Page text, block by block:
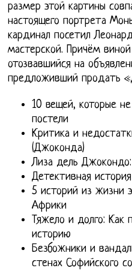
размер этой картины
настоящего портрета
кардинал посетил
мастерской. Причём
отозвавшийся на
предложивший продать
10 вещей, которые
постели
Критика и
(Джоконда)
Лиза дель
Детективная
5 историй из жизни
Африки
Тяжело и долго: Как
историю
Безбожники и
стенах Софийского